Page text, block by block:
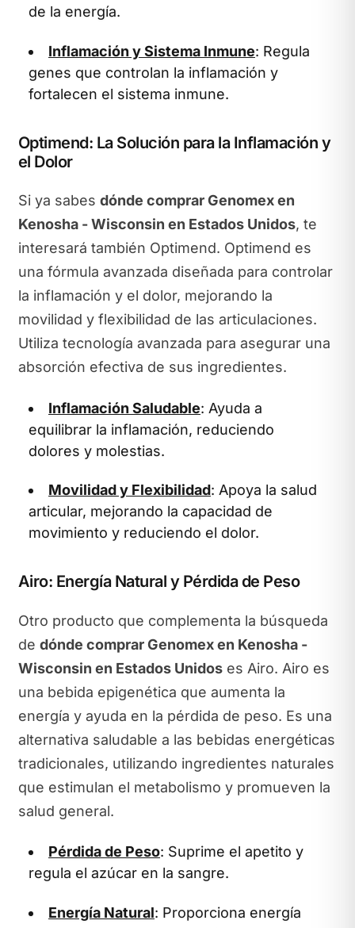
de la energía.
Inflamación y Sistema Inmune: Regula
genes que controlan la inflamación y
fortalecen el sistema inmune.
Optimend: La Solución para la Inflamación y
el Dolor
Si ya sabes dónde comprar Genomex en
Kenosha - Wisconsin en Estados Unidos, te
interesará también Optimend. Optimend es
una fórmula avanzada diseñada para controlar
la inflamación y el dolor, mejorando la
movilidad y flexibilidad de las articulaciones.
Utiliza tecnología avanzada para asegurar una
absorción efectiva de sus ingredientes.
Inflamación Saludable: Ayuda a
equilibrar la inflamación, reduciendo
dolores y molestias.
Movilidad y Flexibilidad: Apoya la salud
articular, mejorando la capacidad de
movimiento y reduciendo el dolor.
Airo: Energía Natural y Pérdida de Peso
Otro producto que complementa la búsqueda
de dónde comprar Genomex en Kenosha -
Wisconsin en Estados Unidoses Airo. Airo es
una bebida epigenética que aumenta la
energía y ayuda en la pérdida de peso. Es una
alternativa saludable a las bebidas energéticas
tradicionales, utilizando ingredientes naturales
que estimulan el metabolismo y promueven la
salud general.
Pérdida de Peso: Suprime el apetito y
regula el azúcar en la sangre.
Energía Natural: Proporciona energía